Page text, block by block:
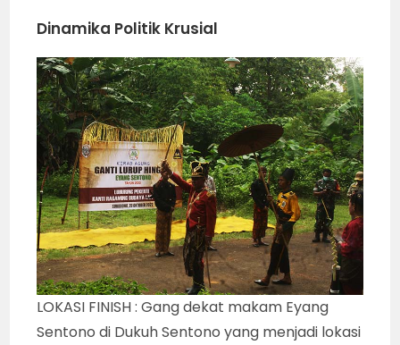
Dinamika Politik Krusial
LOKASI FINISH : Gang dekat makam Eyang
Sentono di Dukuh Sentono yang menjadi lokasi